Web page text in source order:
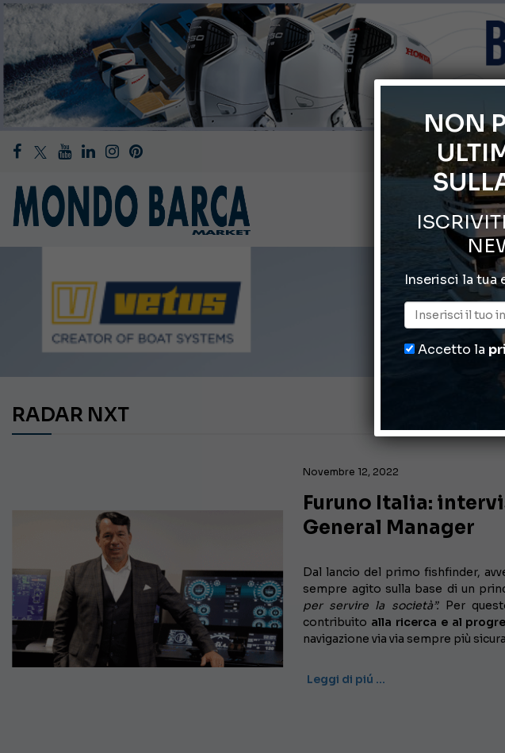
Gommoni
66° Salone
Svelati i
Cannes Yachting
Montecristo
RADAR NXT
Novembre 12, 2022
Furuno Italia:
General Manager
Dal lancio del primo fishfinder,
sempre agito sulla base di un
per servire la società”.Per
contribuito alla ricerca e al
navigazione via via sempre più
Leggi di piú …
NON
Inserisci la tua
Accetto la